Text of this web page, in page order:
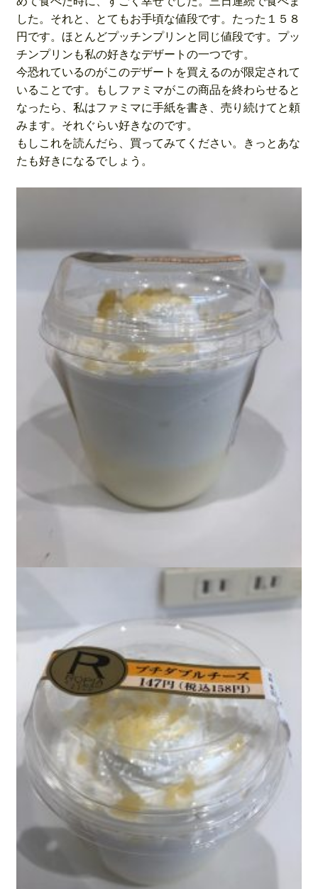
した。それと、とてもお手頃な値段です。たった１５８
円です。ほとんどプッチンプリンと同じ値段です。プッ
チンプリンも私の好きなデザートの一つです。
今恐れているのがこのデザートを買えるのが限定されて
いることです。もしファミマがこの商品を終わらせると
なったら、私はファミマに手紙を書き、売り続けてと頼
みます。それぐらい好きなのです。
もしこれを読んだら、買ってみてください。きっとあな
たも好きになるでしょう。